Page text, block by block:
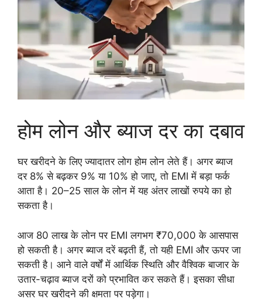
होम लोन और ब्याज दर का दबाव
घर खरीदने के लिए ज्यादातर लोग होम लोन लेते हैं। अगर ब्याज
दर 8% से बढ़कर 9% या 10% हो जाए, तो EMI में बड़ा फर्क
आता है। 20–25 साल के लोन में यह अंतर लाखों रुपये का हो
सकता है।
आज 80 लाख के लोन पर EMI लगभग ₹70,000 के आसपास
हो सकती है। अगर ब्याज दरें बढ़ती हैं, तो यही EMI और ऊपर जा
सकती है। आने वाले वर्षों में आर्थिक स्थिति और वैश्विक बाजार के
उतार-चढ़ाव ब्याज दरों को प्रभावित कर सकते हैं। इसका सीधा
असर घर खरीदने की क्षमता पर पड़ेगा।